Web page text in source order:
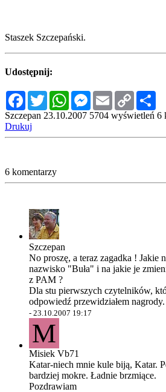
Staszek Szczepański.
Udostępnij:
Facebook
TwitterWhatsAppMessenger
Email Copy
Link
Szczepan 23.10.2007 5704 wyświetleń 6
Drukuj
6 komentarzy
Szczepan
No proszę, a teraz zagadka ! Jakie
nazwisko "Buła" i na jakie je
z PAM ?
Dla stu pierwszych czytelników,
odpowiedź przewidziałem
- 23.10.2007 19:17
M
Misiek Vb71
Katar-niech mnie kule biją, Katar.
bardziej mokre. Ładnie brzmiące.
Pozdrawiam